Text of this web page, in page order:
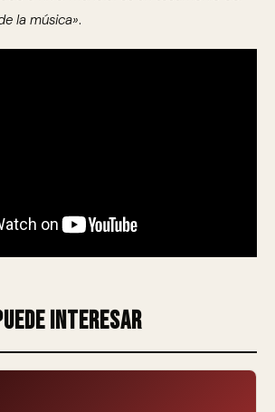
la música».
interesar